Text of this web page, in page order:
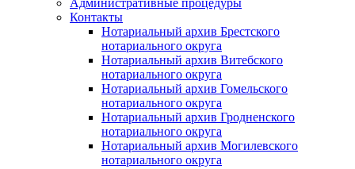
Административные процедуры
Контакты
Нотариальный архив Брестского
нотариального округа
Нотариальный архив Витебского
нотариального округа
Нотариальный архив Гомельского
нотариального округа
Нотариальный архив Гродненского
нотариального округа
Нотариальный архив Могилевского
нотариального округа